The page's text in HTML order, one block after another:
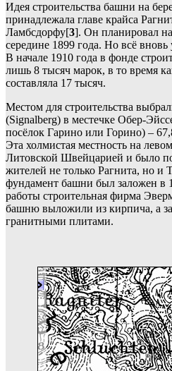
Идея строительства башни на
принадлежала главе крайса
Ламбсдорфу[3]. Он планировал
середине 1899 года. Но всё
В начале 1910 года в фонде
лишь 8 тысяч марок, в то время
составляла 17 тысяч.
Местом для строительства
(Signalberg) в местечке Обер-
посёлок Гарино или Горино) –
Эта холмистая местность на
Литовской Швейцарией и было
жителей не только Рагнита, но
фундамент башни был заложен в
работы строительная фирма
башню выложили из кирпича, а
гранитными плитами.